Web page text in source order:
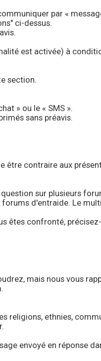
par «
ci-dessus.
est activée) à
section.
» ou le « SMS ».
sans préavis.
contraire aux
sur plusieurs
d'entraide. Le
êtes confronté,
mais nous vous
religions, ethnies,
envoyé en réponse